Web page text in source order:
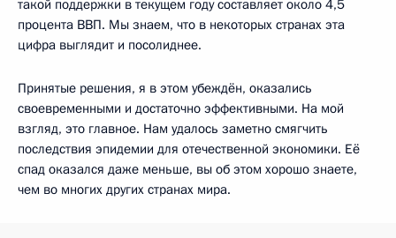
такой поддержки в текущем году составляет около 4,5
процента ВВП. Мы знаем, что в некоторых странах эта
цифра выглядит и посолиднее.
Принятые решения, я в этом убеждён, оказались
своевременными и достаточно эффективными. На мой
взгляд, это главное. Нам удалось заметно смягчить
последствия эпидемии для отечественной экономики. Её
спад оказался даже меньше, вы об этом хорошо знаете,
чем во многих других странах мира.